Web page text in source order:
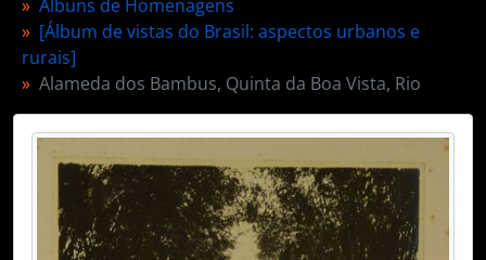
Álbuns de Homenagens
[Álbum de vistas do Brasil: aspectos urbanos e
rurais]
Alameda dos Bambus, Quinta da Boa Vista, Rio